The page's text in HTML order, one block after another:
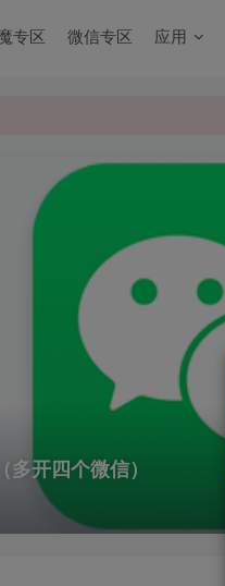
专区 微信专区 应用
开四个微信）